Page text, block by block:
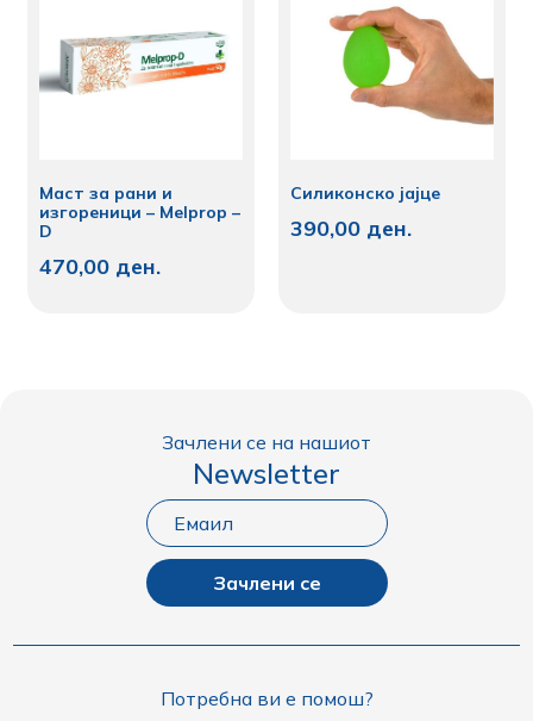
Маст за рани и
изгореници – Melprop –
D
470,00 ден.
Силиконско јајце
390,00 ден.
Зачлени се на нашиот
Newsletter
Зачлени се
Потребна ви е помош?